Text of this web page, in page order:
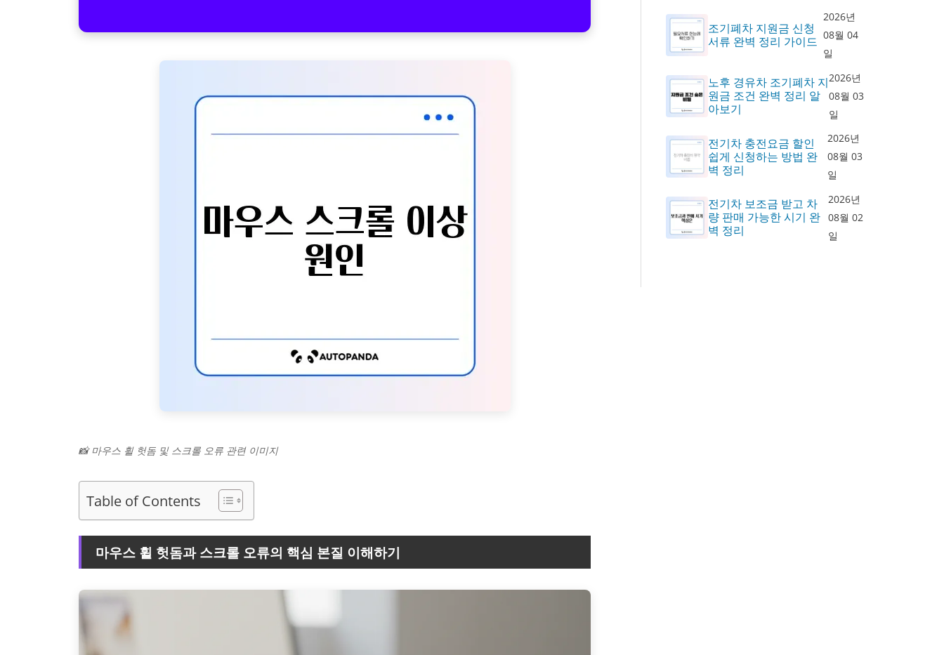
📸 마우스 휠 헛돔 및 스크롤 오류 관련 이미지
Table of Contents
마우스 휠 헛돔과 스크롤 오류의 핵심 본질 이해하기
조기폐차 지원금 신청
서류 완벽 정리 가이드
2026년
08월 04
일
노후 경유차 조기폐차 지
원금 조건 완벽 정리 알
아보기
2026년
08월 03
일
전기차 충전요금 할인
쉽게 신청하는 방법 완
벽 정리
2026년
08월 03
일
전기차 보조금 받고 차
량 판매 가능한 시기 완
벽 정리
2026년
08월 02
일